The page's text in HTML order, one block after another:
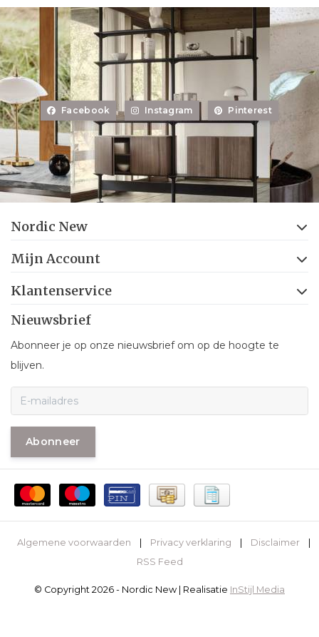
Facebook Instagram Pinterest
Nordic New
Mijn Account
Klantenservice
Nieuwsbrief
Abonneer je op onze nieuwsbrief om op de hoogte te
blijven.
Abonneer
Algemene voorwaarden Privacy verklaring Disclaimer
RSS Feed
© Copyright 2026 - Nordic New | Realisatie InStijl Media